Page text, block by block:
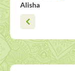
Alisha